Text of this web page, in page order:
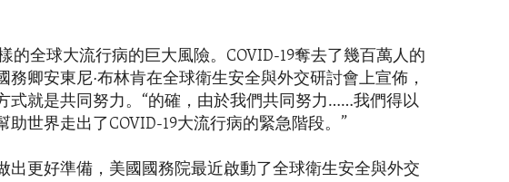
的全球大流行病的巨大風險。COVID-19奪去了幾百萬人的
務卿安東尼·布林肯在全球衛生安全與外交研討會上宣佈，
式就是共同努力。“的確，由於我們共同努力……我們得以
世界走出了COVID-19大流行病的緊急階段。”
出更好準備，美國國務院最近啟動了全球衛生安全與外交